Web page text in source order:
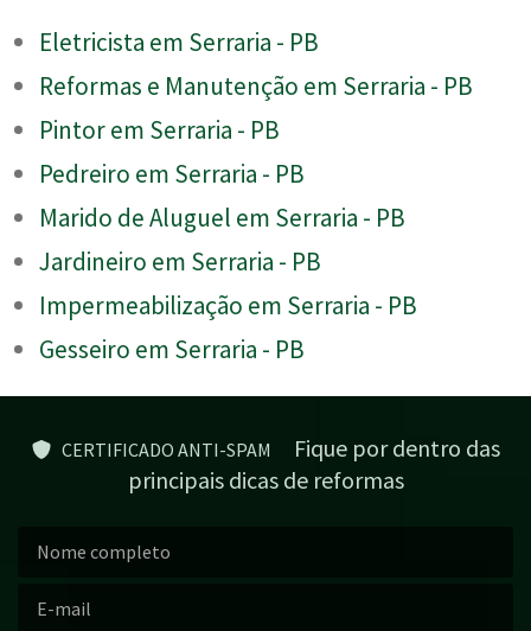
Eletricista em Serraria - PB
Reformas e Manutenção em Serraria - PB
Pintor em Serraria - PB
Pedreiro em Serraria - PB
Marido de Aluguel em Serraria - PB
Jardineiro em Serraria - PB
Impermeabilização em Serraria - PB
Gesseiro em Serraria - PB
CERTIFICADO ANTI-SPAM
Fique por dentro das
principais dicas de reformas